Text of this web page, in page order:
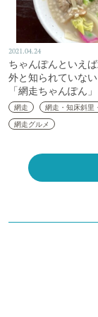
2021.04.24
ちゃんぽんといえ
外と知られていな
「網走ちゃんぽん」
網走
網走・知床斜里
網走グルメ